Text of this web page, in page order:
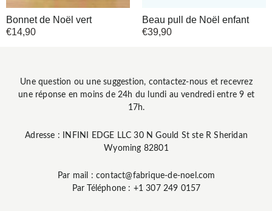
Bonnet de Noël vert
€14,90
Beau pull de Noël enfant
€39,90
Une question ou une suggestion, contactez-nous et recevrez
une réponse en moins de 24h du lundi au vendredi entre 9 et
17h.
Adresse : INFINI EDGE LLC 30 N Gould St ste R Sheridan
Wyoming 82801
Par mail : contact@fabrique-de-noel.com
Par Téléphone : +1 307 249 0157